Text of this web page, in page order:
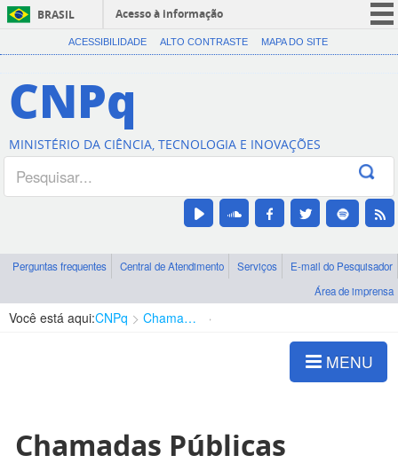
BRASIL
Acesso à informação
CORONAVÍRUS (COVID-19)
Canais
ACESSIBILIDADE ALTO CONTRASTE MAPA DO SITE
CNPq
MINISTÉRIO DA CIÊNCIA, TECNOLOGIA E INOVAÇÕES
Perguntas frequentes Central de Atendimento Serviços
E-mail do Pesquisador
Área de imprensa
Você está aqui:CNPq Chamadas
MENU
Chamadas Públicas